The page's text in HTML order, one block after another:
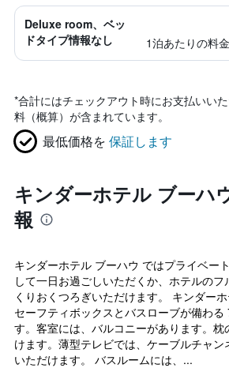
Deluxe room、ベッ
ドタイプ情報なし
1泊あたりの料
*合計にはチェックアウト時にお支払いい
料（概算）が含まれています。
最低価格を 保証します
キンダーホテル ブーハ
報
キンダーホテル ブーハウ ではプライベー
して一日お過ごしいただくか、ホテルの
くりおくつろぎいただけます。 キンダーホ
セーフティボックスとバスローブが備わる
す。客室には、バルコニーがあります。
けます。薄型テレビでは、ケーブルチャ
いただけます。 バスルームには、...